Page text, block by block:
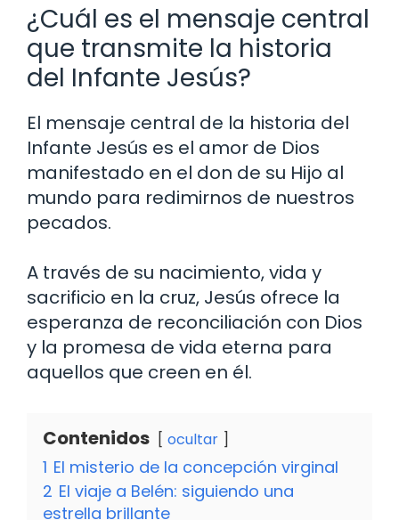
¿Cuál es el mensaje central
que transmite la historia
del Infante Jesús?
El mensaje central de la historia del
Infante Jesús es el amor de Dios
manifestado en el don de su Hijo al
mundo para redimirnos de nuestros
pecados.
A través de su nacimiento, vida y
sacrificio en la cruz, Jesús ofrece la
esperanza de reconciliación con Dios
y la promesa de vida eterna para
aquellos que creen en él.
Contenidos ocultar
1 El misterio de la concepción virginal
2 El viaje a Belén: siguiendo una
estrella brillante